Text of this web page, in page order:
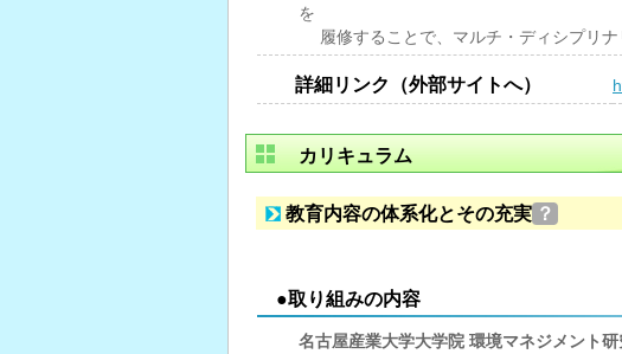
を
履修することで、マルチ・ディシプリ
詳細リンク（外部サイトへ）
カリキュラム
教育内容の体系化とその充実 ？
●取り組みの内容
名古屋産業大学大学院 環境マネジメント研